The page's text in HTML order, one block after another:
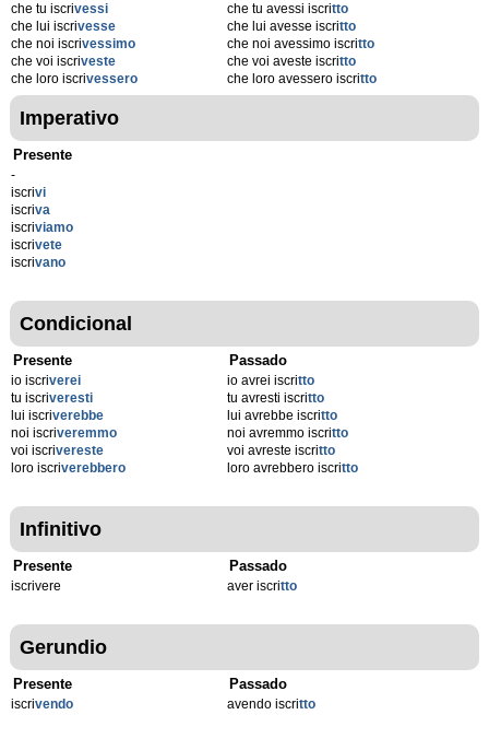
che tu iscrivessi
che lui iscrivesse
che noi iscrivessimo
che voi iscriveste
che loro iscrivessero
che tu avessi iscritto
che lui avesse iscritto
che noi avessimo iscritto
che voi aveste iscritto
che loro avessero iscritto
Imperativo
Presente
-
iscrivi
iscriva
iscriviamo
iscrivete
iscrivano
Condicional
Presente
io iscriverei
tu iscriveresti
lui iscriverebbe
noi iscriveremmo
voi iscrivereste
loro iscriverebbero
Passado
io avrei iscritto
tu avresti iscritto
lui avrebbe iscritto
noi avremmo iscritto
voi avreste iscritto
loro avrebbero iscritto
Infinitivo
Presente
iscrivere
Passado
aver iscritto
Gerundio
Presente
iscrivendo
Passado
avendo iscritto